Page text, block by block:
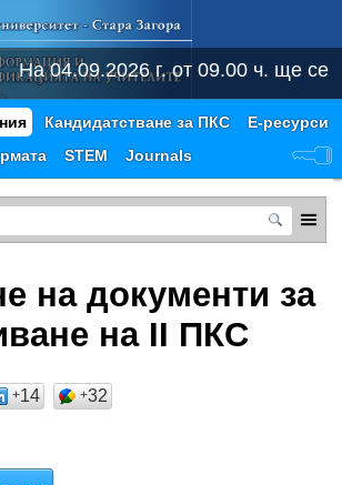
На 04.09.2026 г. от 09.00 ч. ще се
Кандидатстване за ПКС
Е-ресурси
STEM Journals
на документи за
на II ПКС
+14 +32